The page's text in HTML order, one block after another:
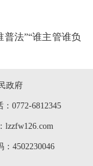
普法”“谁主管谁负
政府
0772-6812345
lzzfw126.com
4502230046